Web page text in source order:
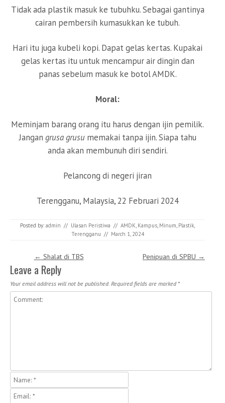
Tidak ada plastik masuk ke tubuhku. Sebagai gantinya
cairan pembersih kumasukkan ke tubuh.
Hari itu juga kubeli kopi. Dapat gelas kertas. Kupakai
gelas kertas itu untuk mencampur air dingin dan
panas sebelum masuk ke botol AMDK.
Moral:
Meminjam barang orang itu harus dengan ijin pemilik.
Jangan grusa grusumemakai tanpa ijin. Siapa tahu
anda akan membunuh diri sendiri.
Pelancong di negeri jiran
Terengganu, Malaysia, 22 Februari 2024
Posted by: admin // Ulasan Peristiwa // AMDK, Kampus, Minum, Plastik,
Terengganu // March 1, 2024
Post navigation
← Shalat di TBS Penipuan di SPBU →
Leave a Reply
Your email address will not be published. Required fields are marked *